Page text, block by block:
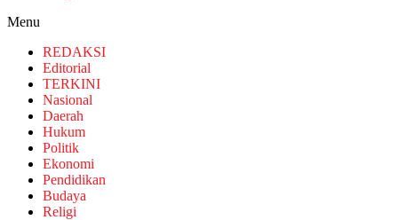
Menu
REDAKSI
Editorial
TERKINI
Nasional
Daerah
Hukum
Politik
Ekonomi
Pendidikan
Budaya
Religi